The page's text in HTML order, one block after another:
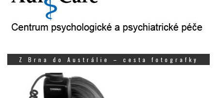
Z Brna do Austrálie – cesta fotografky